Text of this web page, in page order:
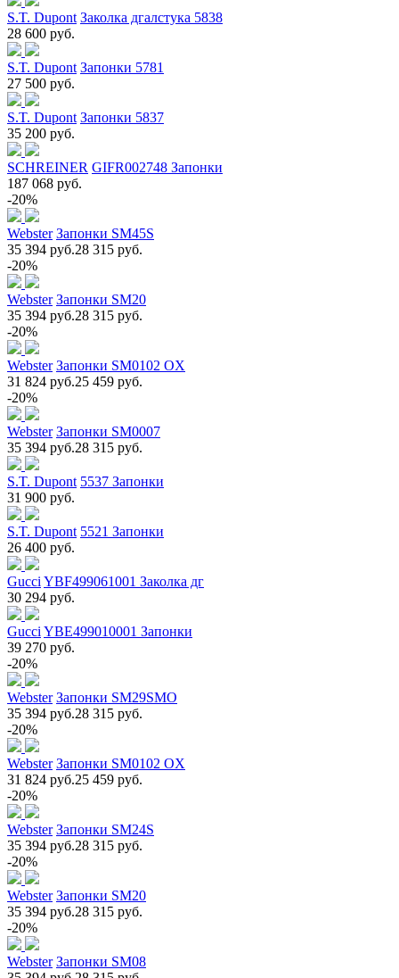
S.T. Dupont Заколка дгалстука 5838
28 600 руб.
S.T. Dupont Запонки 5781
27 500 руб.
S.T. Dupont Запонки 5837
35 200 руб.
SCHREINER GIFR002748 Запонки
187 068 руб.
-20%
Webster Запонки SM45S
35 394 руб.28 315 руб.
-20%
Webster Запонки SM20
35 394 руб.28 315 руб.
-20%
Webster Запонки SM0102 OX
31 824 руб.25 459 руб.
-20%
Webster Запонки SM0007
35 394 руб.28 315 руб.
S.T. Dupont 5537 Запонки
31 900 руб.
S.T. Dupont 5521 Запонки
26 400 руб.
Gucci YBF499061001 Заколка дг
30 294 руб.
Gucci YBE499010001 Запонки
39 270 руб.
-20%
Webster Запонки SM29SMO
35 394 руб.28 315 руб.
-20%
Webster Запонки SM0102 OX
31 824 руб.25 459 руб.
-20%
Webster Запонки SM24S
35 394 руб.28 315 руб.
-20%
Webster Запонки SM20
35 394 руб.28 315 руб.
-20%
Webster Запонки SM08